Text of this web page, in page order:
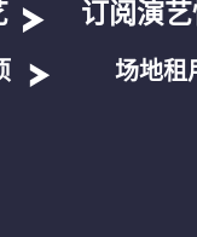
订阅演
场地租